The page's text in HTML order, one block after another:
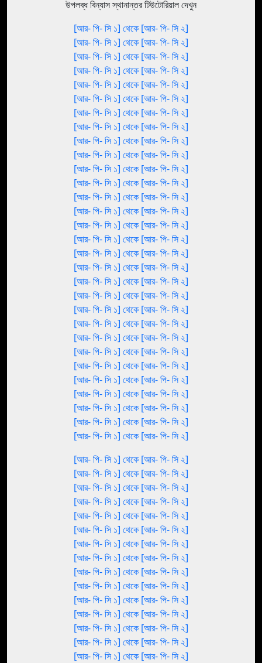
উপলব্ধ বিন্যাস স্থানান্তর টিউটোরিয়াল দেখুন
[আর- পি- সি ১] থেকে [আর- পি- সি ২]
[আর- পি- সি ১] থেকে [আর- পি- সি ২]
[আর- পি- সি ১] থেকে [আর- পি- সি ২]
[আর- পি- সি ১] থেকে [আর- পি- সি ২]
[আর- পি- সি ১] থেকে [আর- পি- সি ২]
[আর- পি- সি ১] থেকে [আর- পি- সি ২]
[আর- পি- সি ১] থেকে [আর- পি- সি ২]
[আর- পি- সি ১] থেকে [আর- পি- সি ২]
[আর- পি- সি ১] থেকে [আর- পি- সি ২]
[আর- পি- সি ১] থেকে [আর- পি- সি ২]
[আর- পি- সি ১] থেকে [আর- পি- সি ২]
[আর- পি- সি ১] থেকে [আর- পি- সি ২]
[আর- পি- সি ১] থেকে [আর- পি- সি ২]
[আর- পি- সি ১] থেকে [আর- পি- সি ২]
[আর- পি- সি ১] থেকে [আর- পি- সি ২]
[আর- পি- সি ১] থেকে [আর- পি- সি ২]
[আর- পি- সি ১] থেকে [আর- পি- সি ২]
[আর- পি- সি ১] থেকে [আর- পি- সি ২]
[আর- পি- সি ১] থেকে [আর- পি- সি ২]
[আর- পি- সি ১] থেকে [আর- পি- সি ২]
[আর- পি- সি ১] থেকে [আর- পি- সি ২]
[আর- পি- সি ১] থেকে [আর- পি- সি ২]
[আর- পি- সি ১] থেকে [আর- পি- সি ২]
[আর- পি- সি ১] থেকে [আর- পি- সি ২]
[আর- পি- সি ১] থেকে [আর- পি- সি ২]
[আর- পি- সি ১] থেকে [আর- পি- সি ২]
[আর- পি- সি ১] থেকে [আর- পি- সি ২]
[আর- পি- সি ১] থেকে [আর- পি- সি ২]
[আর- পি- সি ১] থেকে [আর- পি- সি ২]
[আর- পি- সি ১] থেকে [আর- পি- সি ২]
[আর- পি- সি ১] থেকে [আর- পি- সি ২]
[আর- পি- সি ১] থেকে [আর- পি- সি ২]
[আর- পি- সি ১] থেকে [আর- পি- সি ২]
[আর- পি- সি ১] থেকে [আর- পি- সি ২]
[আর- পি- সি ১] থেকে [আর- পি- সি ২]
[আর- পি- সি ১] থেকে [আর- পি- সি ২]
[আর- পি- সি ১] থেকে [আর- পি- সি ২]
[আর- পি- সি ১] থেকে [আর- পি- সি ২]
[আর- পি- সি ১] থেকে [আর- পি- সি ২]
[আর- পি- সি ১] থেকে [আর- পি- সি ২]
[আর- পি- সি ১] থেকে [আর- পি- সি ২]
[আর- পি- সি ১] থেকে [আর- পি- সি ২]
[আর- পি- সি ১] থেকে [আর- পি- সি ২]
[আর- পি- সি ১] থেকে [আর- পি- সি ২]
[আর- পি- সি ১] থেকে [আর- পি- সি ২]